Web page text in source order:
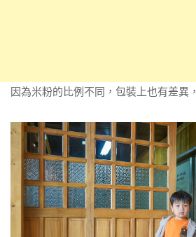
因為米粉的比例不同，包裝上也有差異，